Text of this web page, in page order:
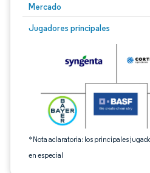
Mercado
Jugadores principales
*Nota aclaratoria: los principales
en especial
Imagen © Mordor Intelligence. El uso